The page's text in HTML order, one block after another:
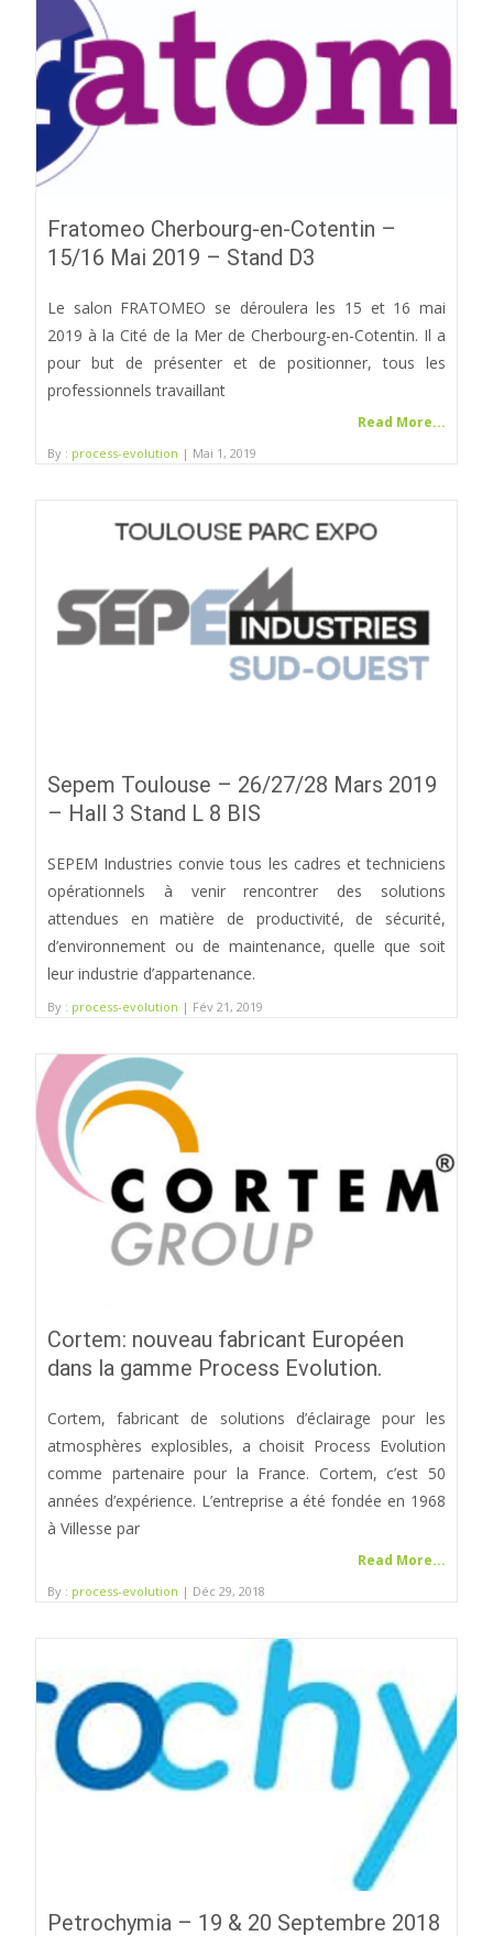
Fratomeo Cherbourg-en-Cotentin –
15/16 Mai 2019 – Stand D3
Le salon FRATOMEO se déroulera les 15 et 16 mai
2019 à la Cité de la Mer de Cherbourg-en-Cotentin. Il a
pour but de présenter et de positionner, tous les
professionnels travaillant
Read More...
By : process-evolution | Mai 1, 2019
Sepem Toulouse – 26/27/28 Mars 2019
– Hall 3 Stand L 8 BIS
SEPEM Industries convie tous les cadres et techniciens
opérationnels à venir rencontrer des solutions
attendues en matière de productivité, de sécurité,
d’environnement ou de maintenance, quelle que soit
leur industrie d’appartenance.
By : process-evolution | Fév 21, 2019
Cortem: nouveau fabricant Européen
dans la gamme Process Evolution.
Cortem, fabricant de solutions d’éclairage pour les
atmosphères explosibles, a choisit Process Evolution
comme partenaire pour la France. Cortem, c’est 50
années d’expérience. L’entreprise a été fondée en 1968
à Villesse par
Read More...
By : process-evolution | Déc 29, 2018
Petrochymia – 19 & 20 Septembre 2018